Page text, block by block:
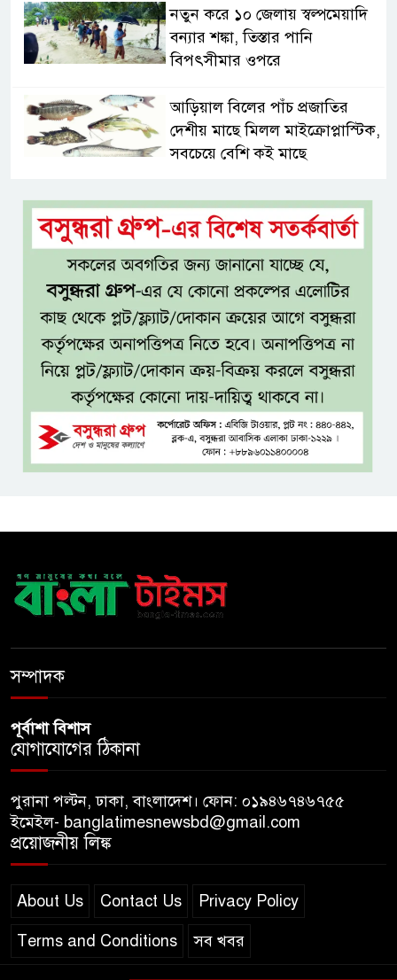
নতুন করে ১০ জেলায় স্বল্পমেয়াদি
বন্যার শঙ্কা, তিস্তার পানি
বিপৎসীমার ওপরে
আড়িয়াল বিলের পাঁচ প্রজাতির
দেশীয় মাছে মিলল মাইক্রোপ্লাস্টিক,
সবচেয়ে বেশি কই মাছে
সিলেটের সাবেক মন্ত্রী-এমপিদের
কেউ আত্মগোপনে, কেউ বিদেশে
দিল্লিতে শেখ হাসিনার সংবাদমাধ্যমে
বক্তব্যে তীব্র ক্ষোভ বাংলাদেশের
জামিনে থাকা অবস্থায় নির্বাচনী জয়,
রুখসার আহমেদকে ঘিরে বিতর্ক
টাঙ্গাইলে বাতিঘর আদর্শ পাঠাগারের
ফ্রি ব্লাড গ্রুপিং ক্যাম্পেইন
আ ‘লীগের রাজনৈতিক মৃত্যু হয়েছে
ঢাকায়, দাফন হয়েছে দিল্লিতে:
সম্পাদক
পূর্বাশা বিশাস
যোগাযোগের ঠিকানা
পুরানা পল্টন, ঢাকা, বাংলাদেশ। ফোন: ০১৯৪৬৭৪৬৭৫৫
ইমেইল- banglatimesnewsbd@gmail.com
প্রয়োজনীয় লিঙ্ক
About Us Contact Us Privacy Policy
Terms and Conditions সব খবর